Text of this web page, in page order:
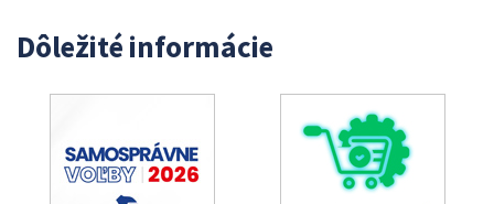
Dôležité informácie